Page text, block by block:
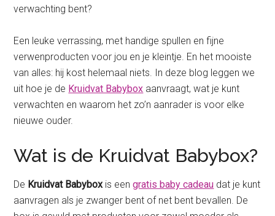
verwachting bent?
Een leuke verrassing, met handige spullen en fijne
verwenproducten voor jou en je kleintje. En het mooiste
van alles: hij kost helemaal niets. In deze blog leggen we
uit hoe je de Kruidvat Babybox aanvraagt, wat je kunt
verwachten en waarom het zo’n aanrader is voor elke
nieuwe ouder.
Wat is de Kruidvat Babybox?
De Kruidvat Babybox is eengratis baby cadeau dat je kunt
aanvragen als je zwanger bent of net bent bevallen. De